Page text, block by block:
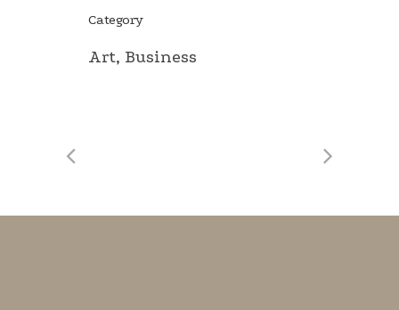
Category
Art, Business